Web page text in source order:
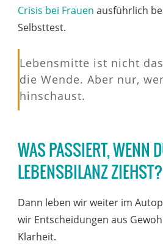
Crisis bei Frauen ausführlich
Selbsttest.
Lebensmitte ist nicht
die Wende. Aber nur,
hinschaust.
WAS PASSIERT, WENN
LEBENSBILANZ ZIEHST?
Dann leben wir weiter im
wir Entscheidungen aus
Klarheit.